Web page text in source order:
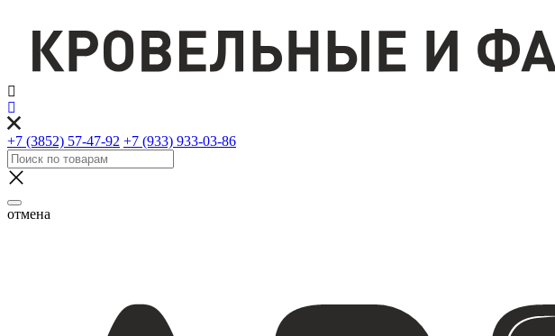
+7 (3852) 57-47-92 +7 (933) 933-03-86
отмена